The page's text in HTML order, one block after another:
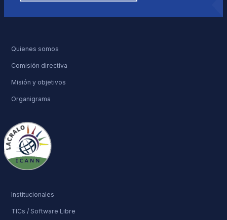
Quienes somos
Comisión directiva
Misión y objetivos
Organigrama
Institucionales
TICs / Software Libre